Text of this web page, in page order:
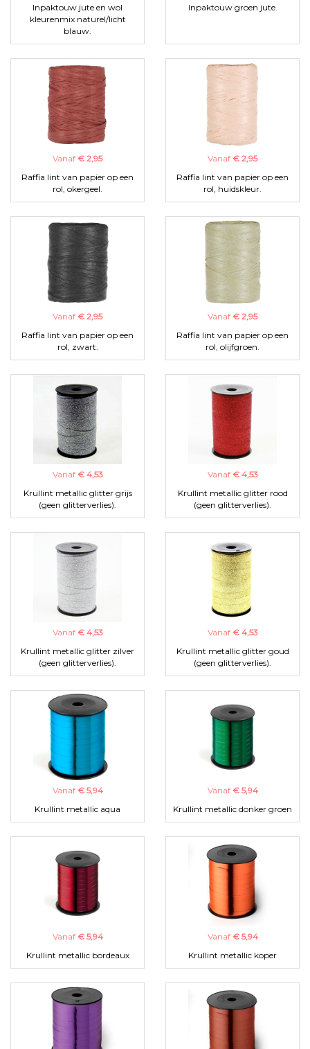
Inpaktouw jute en wol
kleurenmix naturel/licht
blauw.
Inpaktouw groen jute.
Vanaf € 2,95
Raffia lint van papier op een
rol, okergeel.
Vanaf € 2,95
Raffia lint van papier op een
rol, huidskleur.
Vanaf € 2,95
Raffia lint van papier op een
rol, zwart.
Vanaf € 2,95
Raffia lint van papier op een
rol, olijfgroen.
Vanaf € 4,53
Krullint metallic glitter grijs
(geen glitterverlies).
Vanaf € 4,53
Krullint metallic glitter rood
(geen glitterverlies).
Vanaf € 4,53
Krullint metallic glitter zilver
(geen glitterverlies).
Vanaf € 4,53
Krullint metallic glitter goud
(geen glitterverlies).
Vanaf € 5,94
Krullint metallic aqua
Vanaf € 5,94
Krullint metallic donker groen
Vanaf € 5,94
Krullint metallic bordeaux
Vanaf € 5,94
Krullint metallic koper